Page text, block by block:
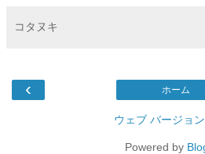
コタヌキ
‹ ホーム
ウェブ バージョ
Powered by